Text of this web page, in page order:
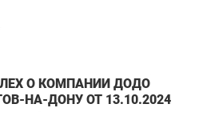
О КОМПАНИИ ДОДО
НА-ДОНУ ОТ 13.10.2024